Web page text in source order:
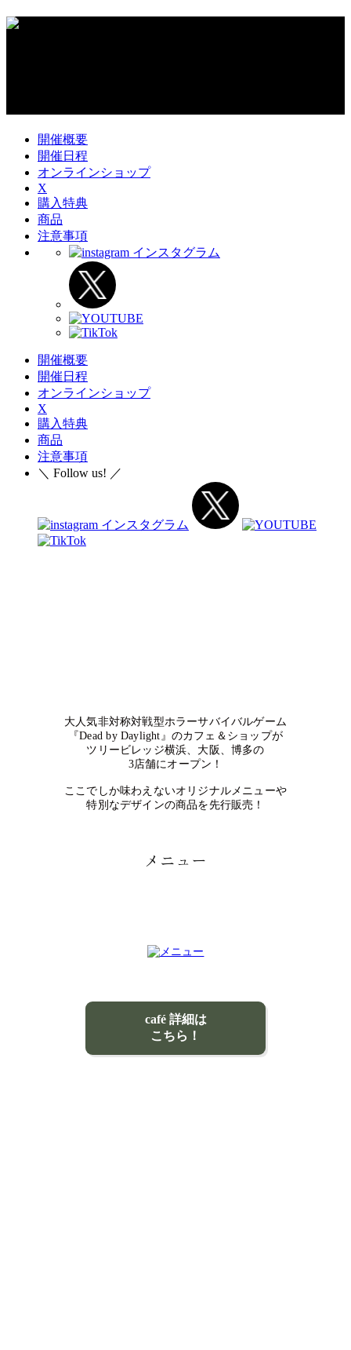
開催概要
開催日程
オンラインショップ
X
購入特典
商品
注意事項
開催概要
開催日程
オンラインショップ
X
購入特典
商品
注意事項
＼ Follow us! ／
大人気非対称対戦型ホラーサバイバルゲーム
『Dead by Daylight』のカフェ＆ショップが
ツリービレッジ横浜、大阪、博多の
3店舗にオープン！
ここでしか味わえないオリジナルメニューや
特別なデザインの商品を先行販売！
メニュー
café 詳細は
こちら！